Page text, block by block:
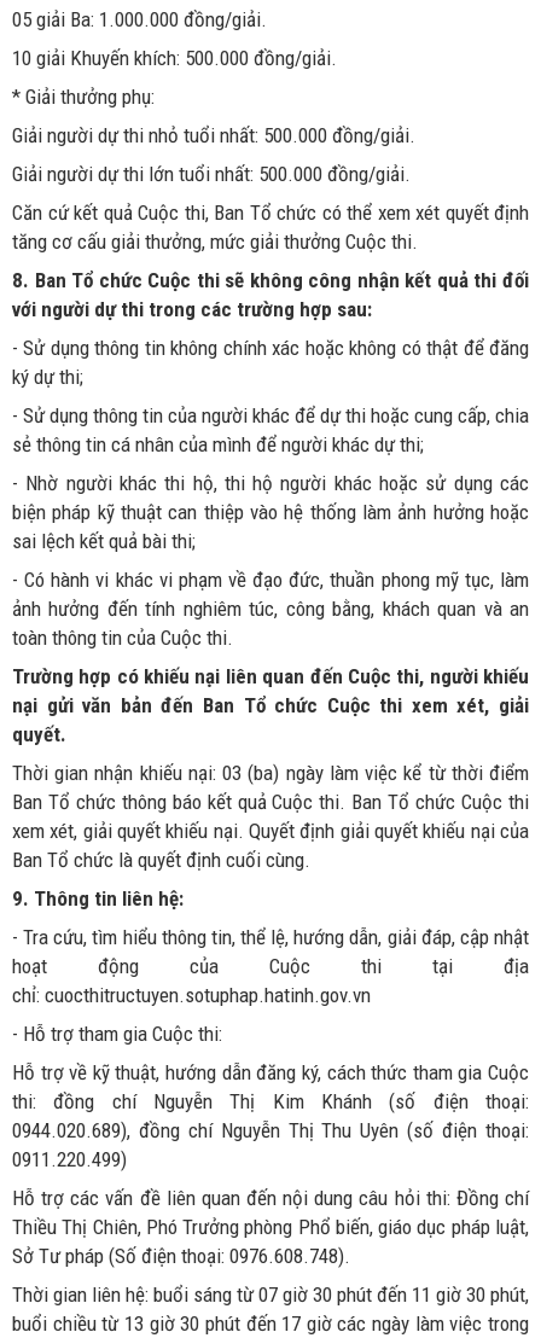
05 giải Ba: 1.000.000 đồng/giải.
10 giải Khuyến khích: 500.000 đồng/giải.
* Giải thưởng phụ:
Giải người dự thi nhỏ tuổi nhất: 500.000 đồng/giải.
Giải người dự thi lớn tuổi nhất: 500.000 đồng/giải.
Căn cứ kết quả Cuộc thi, Ban Tổ chức có thể xem xét quyết định
tăng cơ cấu giải thưởng, mức giải thưởng Cuộc thi.
8. Ban Tổ chức Cuộc thi sẽ không công nhận kết quả thi đối
với người dự thi trong các trường hợp sau:
- Sử dụng thông tin không chính xác hoặc không có thật để đăng
ký dự thi;
- Sử dụng thông tin của người khác để dự thi hoặc cung cấp, chia
sẻ thông tin cá nhân của mình để người khác dự thi;
- Nhờ người khác thi hộ, thi hộ người khác hoặc sử dụng các
biện pháp kỹ thuật can thiệp vào hệ thống làm ảnh hưởng hoặc
sai lệch kết quả bài thi;
- Có hành vi khác vi phạm về đạo đức, thuần phong mỹ tục, làm
ảnh hưởng đến tính nghiêm túc, công bằng, khách quan và an
toàn thông tin của Cuộc thi.
Trường hợp có khiếu nại liên quan đến Cuộc thi, người khiếu
nại gửi văn bản đến Ban Tổ chức Cuộc thi xem xét, giải
quyết.
Thời gian nhận khiếu nại: 03 (ba) ngày làm việc kể từ thời điểm
Ban Tổ chức thông báo kết quả Cuộc thi. Ban Tổ chức Cuộc thi
xem xét, giải quyết khiếu nại. Quyết định giải quyết khiếu nại của
Ban Tổ chức là quyết định cuối cùng.
9. Thông tin liên hệ:
- Tra cứu, tìm hiểu thông tin, thể lệ, hướng dẫn, giải đáp, cập nhật
hoạt động của Cuộc thi tại địa
chỉ: cuocthitructuyen.sotuphap.hatinh.gov.vn
- Hỗ trợ tham gia Cuộc thi:
Hỗ trợ về kỹ thuật, hướng dẫn đăng ký, cách thức tham gia Cuộc
thi: đồng chí Nguyễn Thị Kim Khánh (số điện thoại:
0944.020.689), đồng chí Nguyễn Thị Thu Uyên (số điện thoại:
0911.220.499)
Hỗ trợ các vấn đề liên quan đến nội dung câu hỏi thi: Đồng chí
Thiều Thị Chiên, Phó Trưởng phòng Phổ biến, giáo dục pháp luật,
Sở Tư pháp (Số điện thoại: 0976.608.748).
Thời gian liên hệ: buổi sáng từ 07 giờ 30 phút đến 11 giờ 30 phút,
buổi chiều từ 13 giờ 30 phút đến 17 giờ các ngày làm việc trong